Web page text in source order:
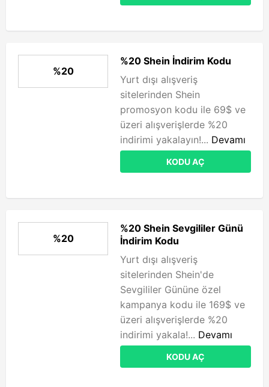
%20
%20 Shein İndirim Kodu
Yurt dışı alışveriş
sitelerinden Shein
promosyon kodu ile 69$ ve
üzeri alışverişlerde %20
indirimi yakalayın!... Devamı
KODU AÇ
%20
%20 Shein Sevgililer Günü
İndirim Kodu
Yurt dışı alışveriş
sitelerinden Shein'de
Sevgililer Gününe özel
kampanya kodu ile 169$ ve
üzeri alışverişlerde %20
indirimi yakala!... Devamı
KODU AÇ